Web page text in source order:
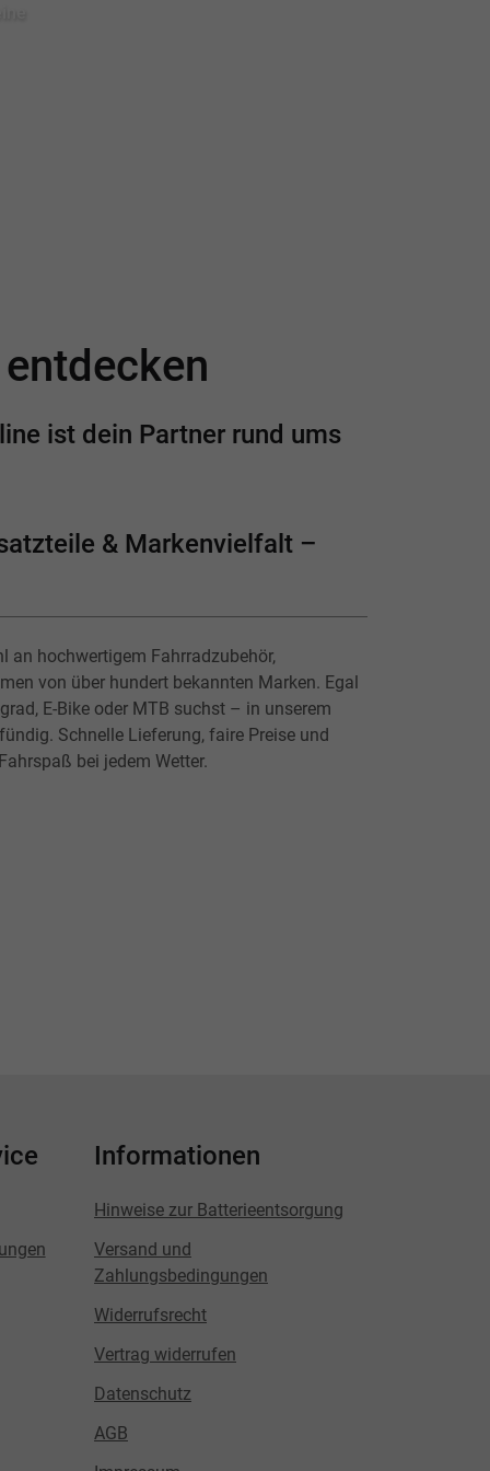
ist dein Partner rund ums
& Markenvielfalt –
an hochwertigem Fahrradzubehör,
von über hundert bekannten Marken. Egal
E-Bike oder MTB suchst – in unserem
Schnelle Lieferung, faire Preise und
bei jedem Wetter.
Informationen
Hinweise zur Batterieentsorgung
Versand und
Zahlungsbedingungen
Widerrufsrecht
Vertrag widerrufen
Datenschutz
AGB